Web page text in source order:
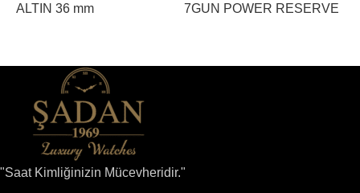
ALTIN 36 mm
7GUN POWER RESERVE
"Saat Kimliğinizin Mücevheridir."